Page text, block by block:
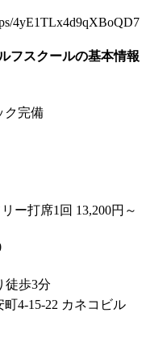
4yE1TLx4d9qXBoQD7
フスクールの基本情報
ク完備
ー打席1回 13,200円～
徒歩3分
4-15-22 カネコビル